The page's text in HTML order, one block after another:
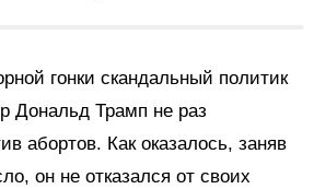
гонки скандальный политик
Дональд Трамп не раз
абортов. Как оказалось, заняв
он не отказался от своих